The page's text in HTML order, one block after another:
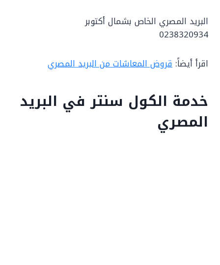
البريد المصري الخاص بشمال أكتوبر
0238320934
اقرأ أيضاً: قروض المعاشات من البريد المصري
خدمة الكول سنتر في البريد
المصري